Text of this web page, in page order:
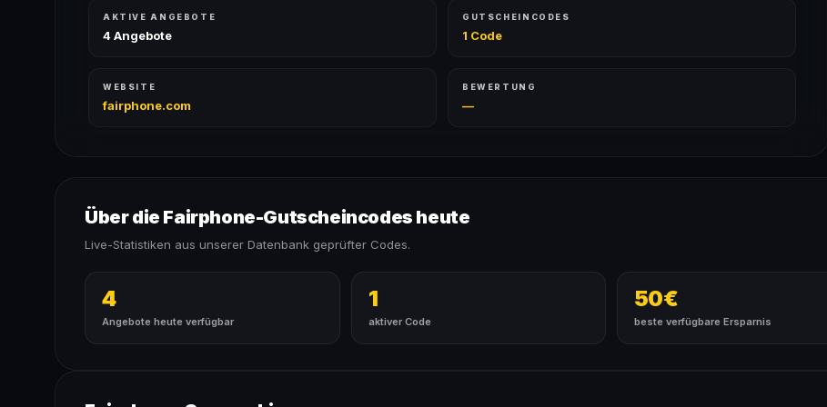
AKTIVE ANGEBOTE
4 Angebote
GUTSCHEINCODES
1 Code
WEBSITE
fairphone.com
BEWERTUNG
—
Über die Fairphone-Gutscheincodes heute
Live-Statistiken aus unserer Datenbank geprüfter Codes.
4
Angebote heute verfügbar
1
aktiver Code
50€
beste verfügbare Ersparnis